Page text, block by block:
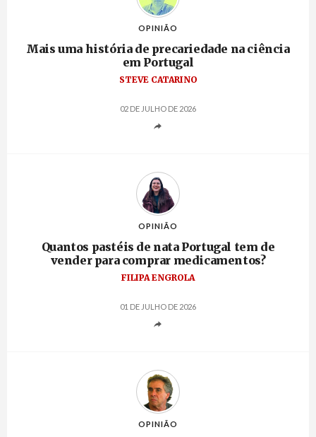
OPINIÃO
Mais uma história de precariedade na ciência
em Portugal
STEVE CATARINO
02 DE JULHO DE 2026
OPINIÃO
Quantos pastéis de nata Portugal tem de
vender para comprar medicamentos?
FILIPA ENGROLA
01 DE JULHO DE 2026
OPINIÃO